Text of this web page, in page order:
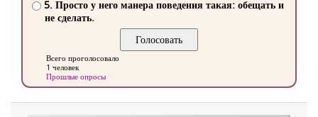
5. Просто у него манера поведения такая: обещать и
не сделать.
Всего проголосовало
1 человек
Прошлые опросы